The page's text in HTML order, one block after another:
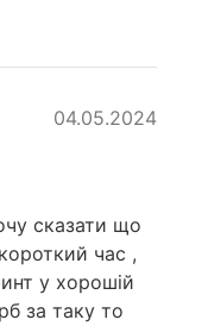
04.05.2024
сказати що
час ,
у хорошій
за таку то